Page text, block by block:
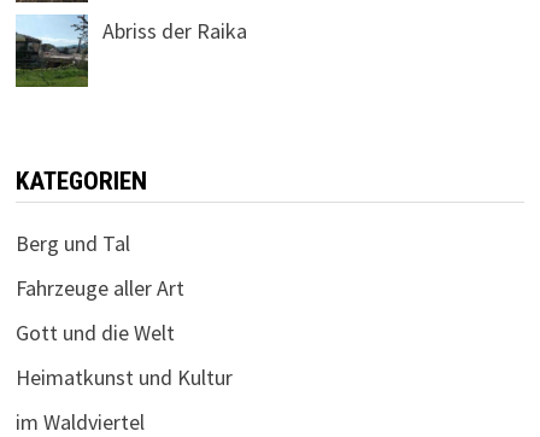
Abriss der Raika
KATEGORIEN
Berg und Tal
Fahrzeuge aller Art
Gott und die Welt
Heimatkunst und Kultur
im Waldviertel